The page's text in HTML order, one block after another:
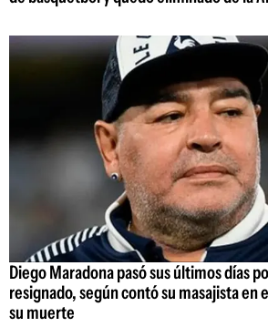
Diego Maradona pasó sus últimos días
resignado, según contó su masajista en
su muerte